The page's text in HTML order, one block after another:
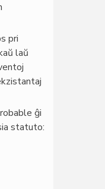
pri
laŭ
ĝi
statuto: